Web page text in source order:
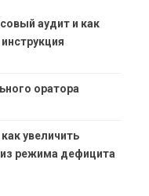
аудит и как
оратора
увеличить
режима дефицита